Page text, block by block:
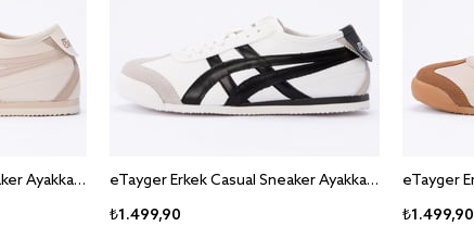
eTayger Erkek Casual Sneaker Ayakkabı E-2061
eTayger Erkek Casual Sneaker Ayakkabı E-2061
₺1.499,90
₺1.499,90